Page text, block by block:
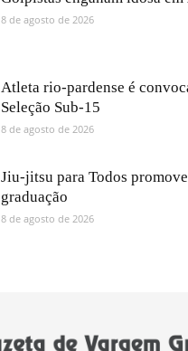
8 de agosto de 2026
Atleta rio-pardense é
Seleção Sub-15
8 de agosto de 2026
Jiu-jitsu para Todos
graduação
8 de agosto de 2026